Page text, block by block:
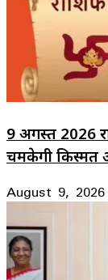
9 अगस्त 2026
चमकेगी किस्मत
August 9, 2026